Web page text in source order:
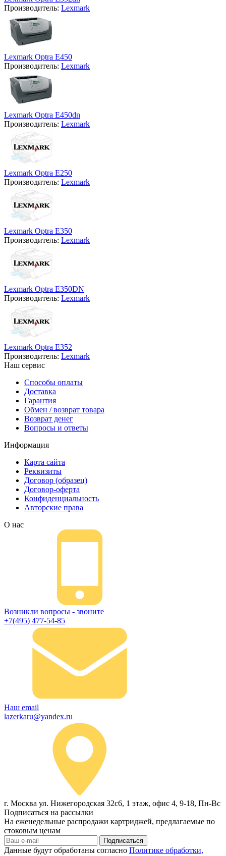
Производитель: Lexmark
Lexmark Optra E450
Производитель: Lexmark
Lexmark Optra E450dn
Производитель: Lexmark
Lexmark Optra E250
Производитель: Lexmark
Lexmark Optra E350
Производитель: Lexmark
Lexmark Optra E350DN
Производитель: Lexmark
Lexmark Optra E352
Производитель: Lexmark
Наш сервис
Способы оплаты
Доставка
Гарантия
Обмен / возврат товара
Возврат денег
Вопросы и ответы
Информация
Карта сайта
Реквизиты
Договор (образец)
Договор-оферта
Конфиденциальность
Авторские права
О нас
Возникли вопросы - звоните
+7(495) 477-54-85
Наш email
lazerkaru@yandex.ru
г. Москва ул. Нижегородская 32с6, 1 этаж, офис 4, 9-18, Пн-Вс
Подписаться на рассылки
На еженедельные распродажи картриджей, предлагаемые по
стоковым ценам
Подписаться
Данные будут обработаны согласно Политике обработки,